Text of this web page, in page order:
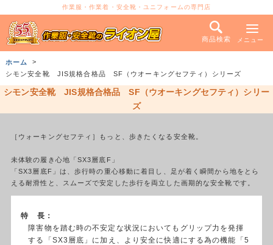
作業服・作業着・安全靴・ユニフォームの専門店
商品検索 メニュー
ホーム
シモン安全靴 JIS規格合格品 SF（ウオーキングセフティ）シリーズ
シモン安全靴 JIS規格合格品 SF（ウオーキングセフティ）シリー
ズ
［ウォーキングセフティ］もっと、歩きたくなる安全靴。
未体験の履き心地「SX3層底F」
「SX3層底F」は、歩行時の重心移動に着目し、足が着く瞬間から地をとら
える耐滑性と、スムーズで安定した歩行を両立した画期的な安全靴です。
特 長：
障害物を踏む時の不安定な状況においてもグリップ力を発揮
する「SX3層底」に加え、より安全に快適にする為の機能「5